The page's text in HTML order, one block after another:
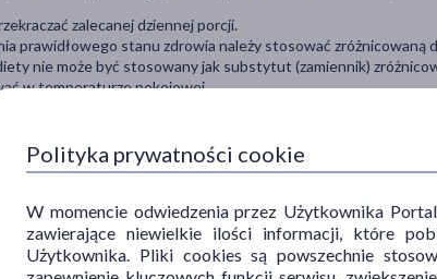
zalecanej dziennej porcji.
prawidłowego stanu zdrowia należy stosować zróżnicowaną
nie może być stosowany jak substytut (zamiennik)
w temperaturze pokojowej.
i wilgoci.
powinny być przechowywane w sposób niedostępny dla
Polityka prywatności cookie
W momencie odwiedzenia przez Użytkownika
zawierające niewielkie ilości informacji, które
Użytkownika. Pliki cookies są powszechnie